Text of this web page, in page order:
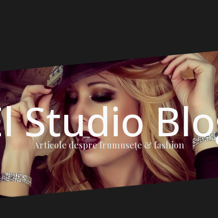
Studio
Articole despre frumuseţe & fashion